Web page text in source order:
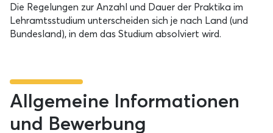
Die Regelungen zur Anzahl und Dauer der Praktika im
Lehramtsstudium unterscheiden sich je nach Land (und
Bundesland), in dem das Studium absolviert wird.
Allgemeine Informationen
und Bewerbung